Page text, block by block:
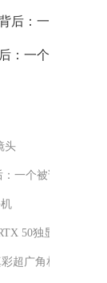
：一个
头
一个被误读的行业
50独显，双十一
彩超广角相机全球首